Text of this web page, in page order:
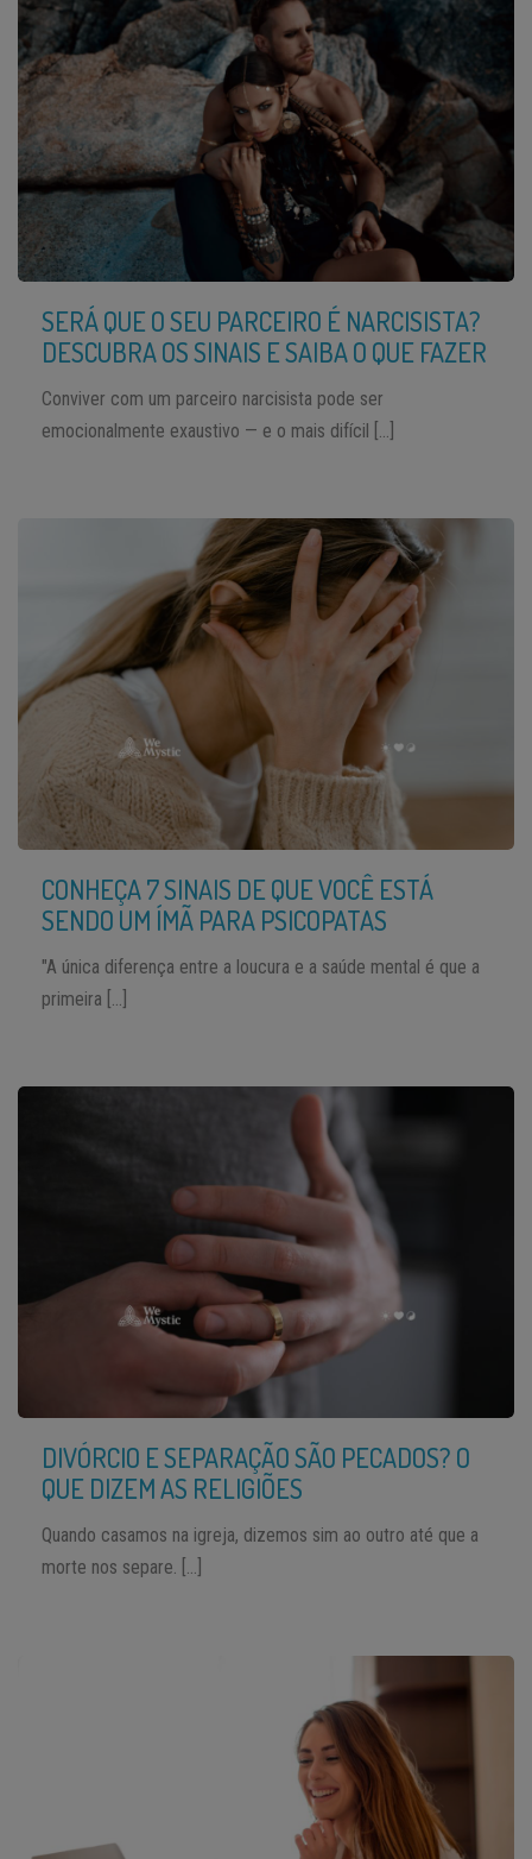
SERÁ QUE O SEU PARCEIRO É NARCISISTA?
DESCUBRA OS SINAIS E SAIBA O QUE FAZER
Conviver com um parceiro narcisista pode ser
emocionalmente exaustivo — e o mais difícil […]
CONHEÇA 7 SINAIS DE QUE VOCÊ ESTÁ
SENDO UM ÍMÃ PARA PSICOPATAS
"A única diferença entre a loucura e a saúde mental é que a
primeira […]
DIVÓRCIO E SEPARAÇÃO SÃO PECADOS? O
QUE DIZEM AS RELIGIÕES
Quando casamos na igreja, dizemos sim ao outro até que a
morte nos separe. […]